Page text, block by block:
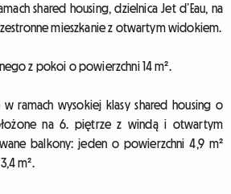
shared housing, dzielnica Jet d’Eau, na
mieszkanie z otwartym widokiem.
z pokoi o powierzchni 14 m².
ramach wysokiej klasy shared housing o
na 6. piętrze z windą i otwartym
balkony: jeden o powierzchni 4,9 m²
m².